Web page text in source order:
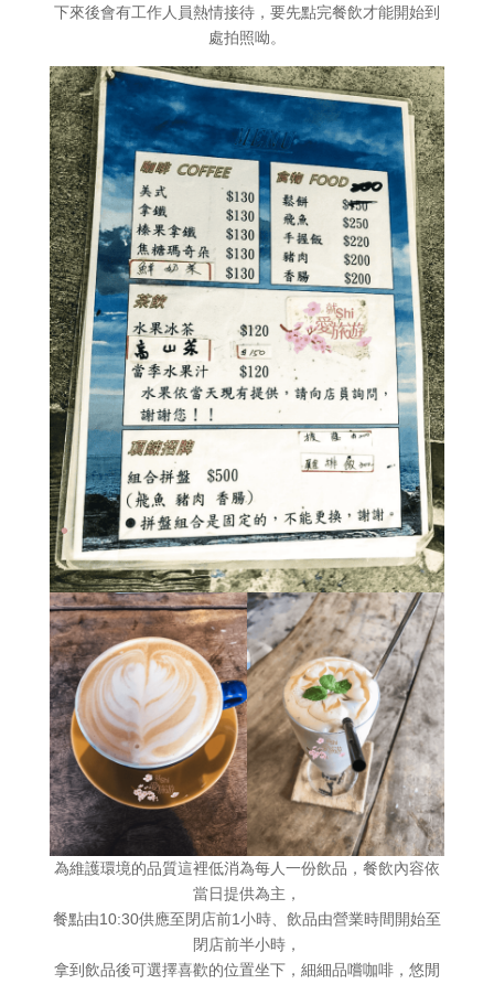
下來後會有工作人員熱情接待，要先點完餐飲才能開始到
處拍照呦。
為維護環境的品質這裡低消為每人一份飲品，餐飲內容依
當日提供為主，
餐點由10:30供應至閉店前1小時、飲品由營業時間開始至
閉店前半小時，
拿到飲品後可選擇喜歡的位置坐下，細細品嚐咖啡，悠閒